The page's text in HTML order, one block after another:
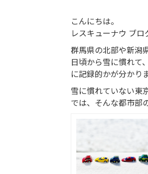
こんにちは。
レスキューナウ ブロ
群馬県の北部や新潟
日頃から雪に慣れて
に記録的かが分かりま
雪に慣れていない東
では、そんな都市部